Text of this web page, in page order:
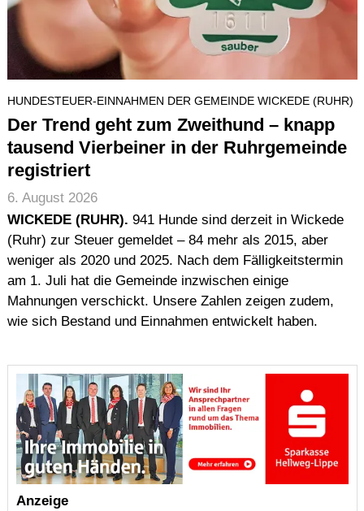
Über uns
Kontakt (Contact)
Impressum (Imprint)
Urheberrecht (Copyright)
Haftung (Disclaimer)
Datenschutz (Data Protection)
Seitenstruktur (Sitemap)
Suche
HUNDESTEUER-EINNAHMEN DER GEMEINDE WICKEDE (RUHR)
Der Trend geht zum Zweithund – knapp
tausend Vierbeiner in der Ruhrgemeinde
registriert
6. August 2026
WICKEDE (RUHR). 941 Hunde sind derzeit in Wickede
(Ruhr) zur Steuer gemeldet – 84 mehr als 2015, aber
weniger als 2020 und 2025. Nach dem Fälligkeitstermin
am 1. Juli hat die Gemeinde inzwischen einige
Mahnungen verschickt. Unsere Zahlen zeigen zudem,
wie sich Bestand und Einnahmen entwickelt haben.
Anzeige